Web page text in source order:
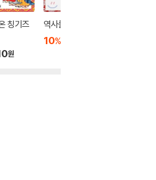
칭기즈
원
역사를 훔친 첩자
10%